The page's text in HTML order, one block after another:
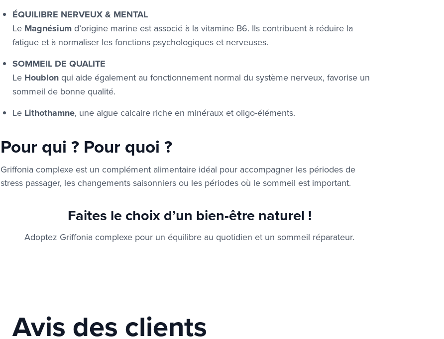
ÉQUILIBRE NERVEUX & MENTAL
Le Magnésium d’origine marine est associé à la vitamine B6. Ils contribuent à réduire la
fatigue et à normaliser les fonctions psychologiques et nerveuses.
SOMMEIL DE QUALITE
Le Houblon qui aide également au fonctionnement normal du système nerveux, favorise un
sommeil de bonne qualité.
Le Lithothamne, une algue calcaire riche en minéraux et oligo-éléments.
Pour qui ? Pour quoi ?
Griffonia complexe est un complément alimentaire idéal pour accompagner les périodes de
stress passager, les changements saisonniers ou les périodes où le sommeil est important.
Faites le choix d’un bien-être naturel !
Adoptez Griffonia complexe pour un équilibre au quotidien et un sommeil réparateur.
Avis des clients